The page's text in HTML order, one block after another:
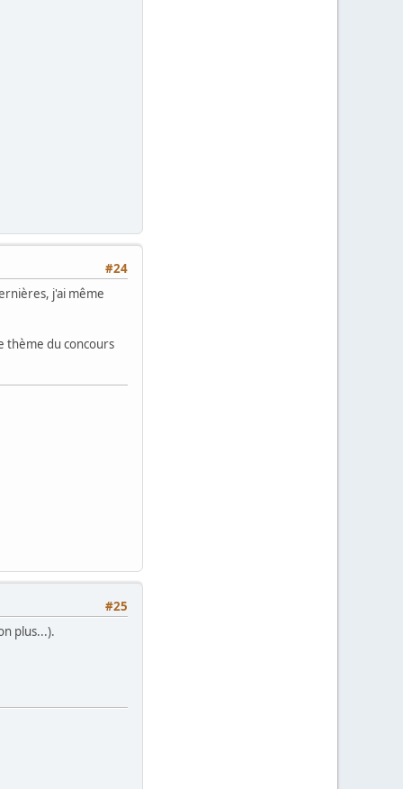
#24
j'ai même
thème du concours
#25
plus...).